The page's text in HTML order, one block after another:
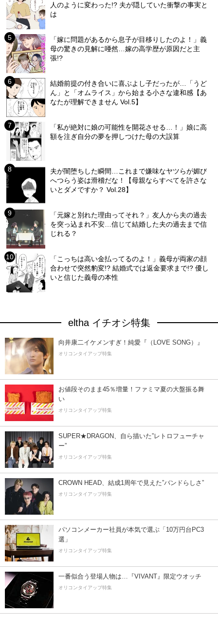
人のように変わった!? 夫が隠していた衝撃の事実と
は
「嫁に問題があるから息子が目移りしたのよ！」義
母の驚きの見解に唖然…嫁の高学歴が原因だと主
張!?
結婚前提の付き合いに喜ぶよし子だったが…「うど
ん」と「オムライス」から始まる小さな違和感【あ
なたが理解できません Vol.5】
「私が絶対に娘の可能性を開花させる…！」娘に高
額を注ぎ自分の夢を押しつけた母の大誤算
夫が闇堕ちした瞬間…これまで嫌味なヤツらが媚び
へつらう姿は滑稽だな！【母親ならすべてを許さな
いとダメですか？ Vol.28】
「元嫁と別れた理由ってそれ？」友人から夫の過去
を突っ込まれ不安…信じて結婚した夫の過去まで信
じれる？
「こっちは高い金払ってるのよ！」義母が両家の顔
合わせで突然豹変!? 結婚式では返金要求まで!? 優し
いと信じた義母の本性
eltha イチオシ特集
向井康二イケメンすぎ！純愛『（LOVE SONG）』
オリコンタイアップ特集
お値段そのまま45％増量！ファミマ夏の大盤振る舞
い
オリコンタイアップ特集
SUPER★DRAGON、自ら描いた”レトロフューチャ
ー”
オリコンタイアップ特集
CROWN HEAD、結成1周年で見えた”バンドらしさ”
オリコンタイアップ特集
パソコンメーカー社員が本気で選ぶ「10万円台PC3
選」
オリコンタイアップ特集
一番似合う登場人物は…『VIVANT』限定ウオッチ
オリコンタイアップ特集